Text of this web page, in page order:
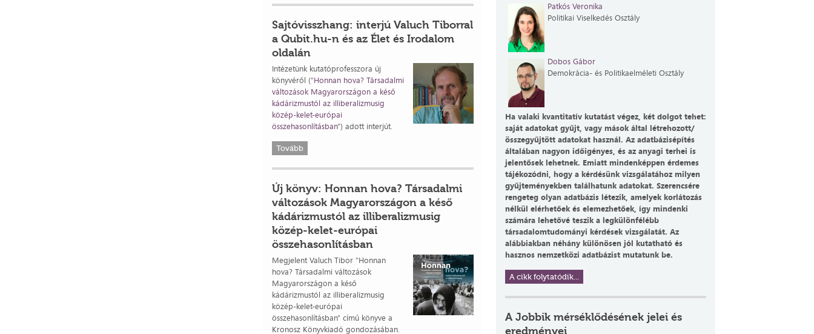
Sajtóvisszhang: interjú Valuch Tiborral
a Qubit.hu-n és az Élet és Irodalom
oldalán
Intézetünk kutatóprofesszora új
könyvéről ("Honnan hova? Társadalmi
változások Magyarországon a késő
kádárizmustól az illiberalizmusig
közép-kelet-európai
összehasonlításban") adott interjút.
Tovább
Új könyv: Honnan hova? Társadalmi
változások Magyarországon a késő
kádárizmustól az illiberalizmusig
közép-kelet-európai
összehasonlításban
Megjelent Valuch Tibor "Honnan
hova? Társadalmi változások
Magyarországon a késő
kádárizmustól az illiberalizmusig
közép-kelet-európai
összehasonlításban" című könyve a
Kronosz Könyvkiadó gondozásában.
Patkós Veronika
Politikai Viselkedés Osztály
Dobos Gábor
Demokrácia- és Politikaelméleti Osztály
Ha valaki kvantitatív kutatást végez, két dolgot tehet:
saját adatokat gyűjt, vagy mások által létrehozott/
összegyűjtött adatokat használ. Az adatbázisépítés
általában nagyon időigényes, és az anyagi terhei is
jelentősek lehetnek. Emiatt mindenképpen érdemes
tájékozódni, hogy a kérdésünk vizsgálatához milyen
gyűjteményekben találhatunk adatokat. Szerencsére
rengeteg olyan adatbázis létezik, amelyek korlátozás
nélkül elérhetőek és elemezhetőek, így mindenki
számára lehetővé teszik a legkülönfélébb
társadalomtudományi kérdések vizsgálatát. Az
alábbiakban néhány különösen jól kutatható és
hasznos nemzetközi adatbázist mutatunk be.
A cikk folytatódik...
A Jobbik mérséklődésének jelei és
eredményei